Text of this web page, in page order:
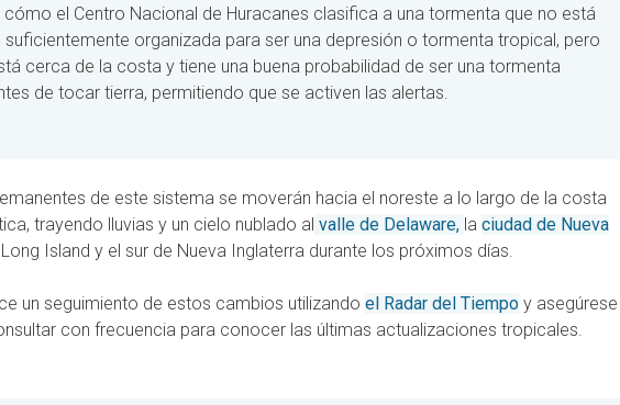
cómo el Centro Nacional de Huracanes clasifica a una tormenta que no está
suficientemente organizada para ser una depresión o tormenta tropical, pero
cerca de la costa y tiene una buena probabilidad de ser una tormenta
de tocar tierra, permitiendo que se activen las alertas.
de este sistema se moverán hacia el noreste a lo largo de la costa
trayendo lluvias y un cielo nublado al valle de Delaware, la ciudad de Nueva
Long Island y el sur de Nueva Inglaterra durante los próximos días.
un seguimiento de estos cambios utilizando el Radar del Tiempo y asegúrese
con frecuencia para conocer las últimas actualizaciones tropicales.